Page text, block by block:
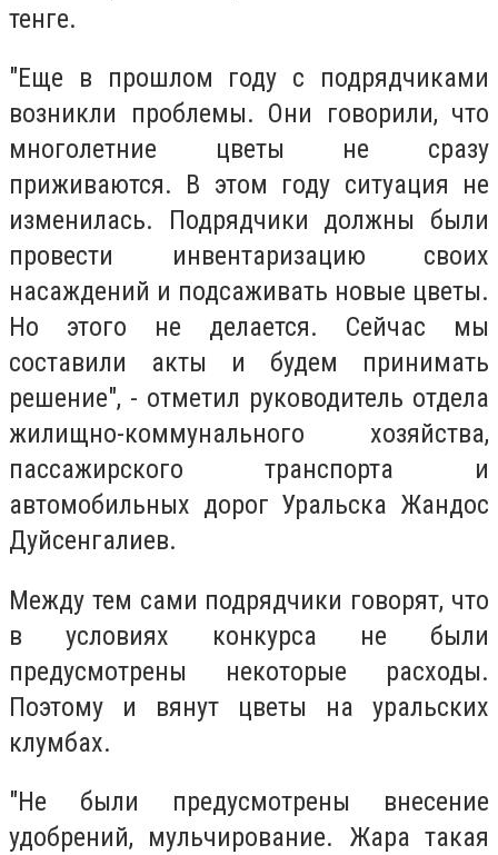
тенге.
"Еще в прошлом году с подрядчиками
возникли проблемы. Они говорили, что
многолетние цветы не сразу
приживаются. В этом году ситуация не
изменилась. Подрядчики должны были
провести инвентаризацию своих
насаждений и подсаживать новые цветы.
Но этого не делается. Сейчас мы
составили акты и будем принимать
решение", - отметил руководитель отдела
жилищно-коммунального хозяйства,
пассажирского транспорта и
автомобильных дорог Уральска Жандос
Дуйсенгалиев.
Между тем сами подрядчики говорят, что
в условиях конкурса не были
предусмотрены некоторые расходы.
Поэтому и вянут цветы на уральских
клумбах.
"Не были предусмотрены внесение
удобрений, мульчирование. Жара такая